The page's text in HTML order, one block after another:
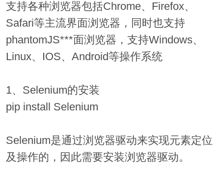
支持各种浏览器包括Chrome、Firefox、
Safari等主流界面浏览器，同时也支持
phantomJS***面浏览器，支持Windows、
Linux、IOS、Android等操作系统
1、Selenium的安装
pip install Selenium
Selenium是通过浏览器驱动来实现元素定位
及操作的，因此需要安装浏览器驱动。